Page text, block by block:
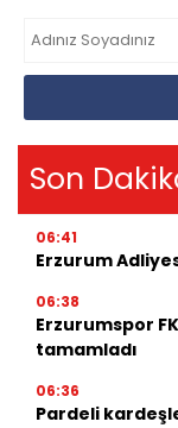
Son
06:41
Erzurum
06:38
Erzurumspor
tamamladı
06:36
Pardeli